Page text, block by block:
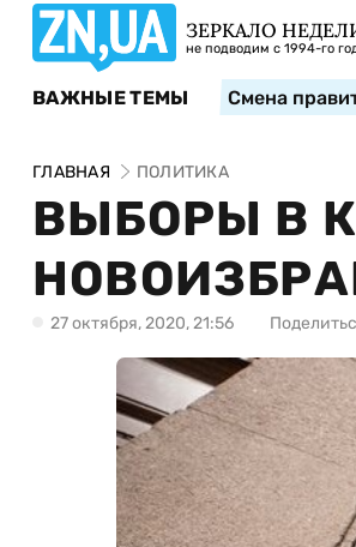
ЗЕРКАЛО
не подводим с 1994-го
ВАЖНЫЕ ТЕМЫ Смена
ГЛАВНАЯ ПОЛИТИКА
ВЫБОРЫ В
27 октября, 2020, 21:56